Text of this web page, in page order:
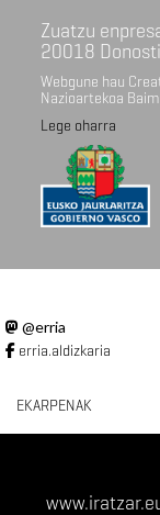
Zuatzu
20018
Webgune hau
Nazioartekoa
Lege oharra
@erria
erria.aldizkaria
EKARPENAK